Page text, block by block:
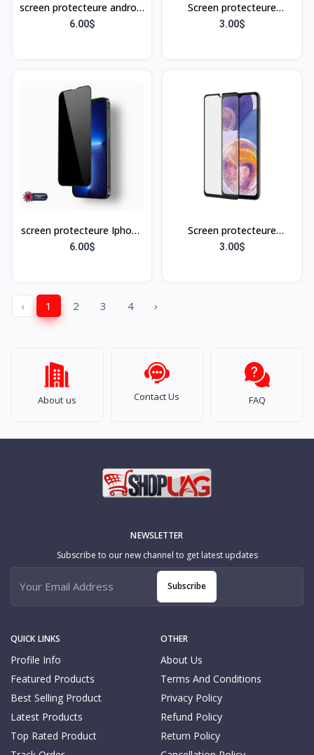
screen protecteure android
A90
6.00$
Screen protecteure
Samsung A23 5G
3.00$
screen protecteure Iphone
13/13 pro14
6.00$
Screen protecteure
Samsung A13
3.00$
‹ 1 2 3 4 ›
About us Contact Us FAQ
QUICK LINKS
Profile Info
Featured Products
Best Selling Product
Latest Products
Top Rated Product
OTHER
About Us
Terms And Conditions
Privacy Policy
Refund Policy
Return Policy
NEWSLETTER
Subscribe to our new channel to get latest updates
Subscribe